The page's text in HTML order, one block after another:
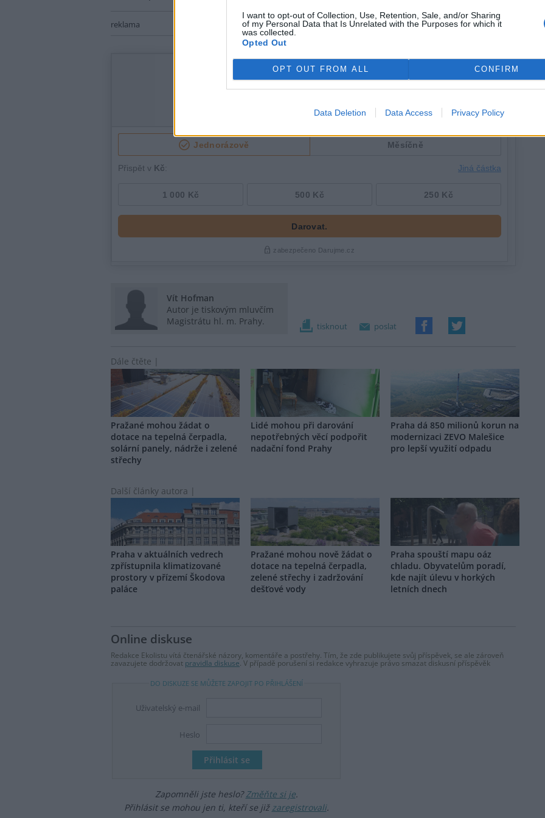
I want to opt-out of Collection, Use, Retention, Sale, and/or Sharing
of my Personal Data that Is Unrelated with the Purposes for which it
was collected.
Opted Out
OPT OUT FROM ALL CONFIRM
Data Deletion Data Access Privacy Policy
reklama
Vít Hofman
Autor je tiskovým mluvčím
Magistrátu hl. m. Prahy.
tisknout poslat
Dále čtěte |
Pražané mohou žádat o
dotace na tepelná čerpadla,
solární panely, nádrže i zelené
střechy
Lidé mohou při darování
nepotřebných věcí podpořit
nadační fond Prahy
Praha dá 850 milionů korun na
modernizaci ZEVO Malešice
pro lepší využití odpadu
Další články autora |
Praha v aktuálních vedrech
zpřístupnila klimatizované
prostory v přízemí Škodova
paláce
Pražané mohou nově žádat o
dotace na tepelná čerpadla,
zelené střechy i zadržování
dešťové vody
Praha spouští mapu oáz
chladu. Obyvatelům poradí,
kde najít úlevu v horkých
letních dnech
Online diskuse
Redakce Ekolistu vítá čtenářské názory, komentáře a postřehy. Tím, že zde publikujete svůj příspěvek, se ale zároveň
zavazujete dodržovat pravidla diskuse. V případě porušení si redakce vyhrazuje právo smazat diskusní příspěvěk
DO DISKUZE SE MŮŽETE ZAPOJIT PO PŘIHLÁŠENÍ
Uživatelský e-mail
Heslo
Zapomněli jste heslo?Změňte si je.
Přihlásit se mohou jen ti, kteří se již zaregistrovali.